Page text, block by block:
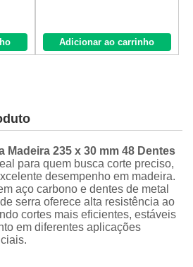
Adicionar ao carrinho
Madeira 235 x 30 mm 48 Dentes
para quem busca corte preciso,
desempenho em madeira.
aço carbono e dentes de metal
serra oferece alta resistência ao
cortes mais eficientes, estáveis
em diferentes aplicações